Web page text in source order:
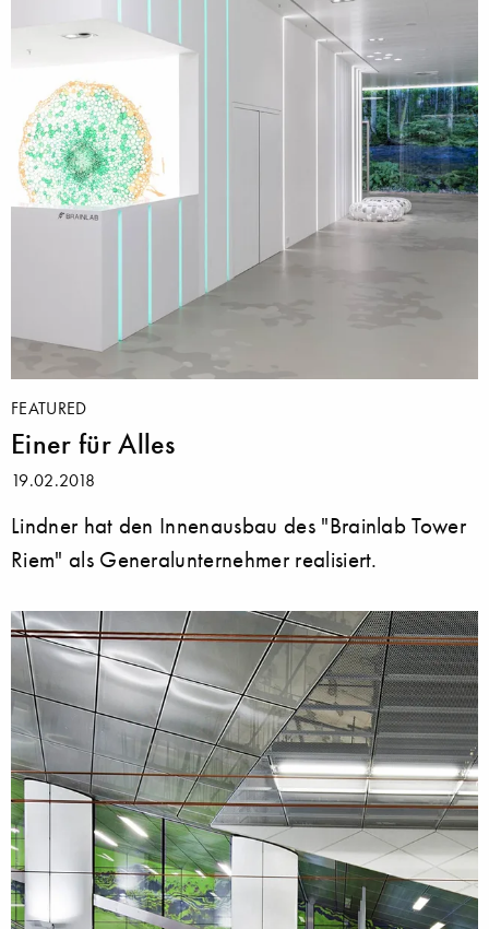
FEATURED
Einer für Alles
19.02.2018
Lindner hat den Innenausbau des "Brainlab Tower
Riem" als Generalunternehmer realisiert.